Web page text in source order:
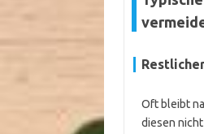
Oft bleibt
diesen